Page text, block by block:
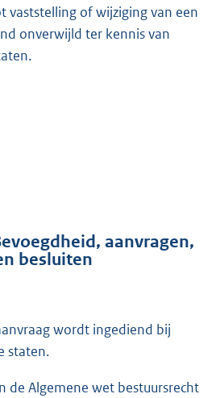
vaststelling of wijziging van een
onverwijld ter kennis van
aanvragen,
besluiten
wordt ingediend bij
staten.
de Algemene wet bestuursrecht